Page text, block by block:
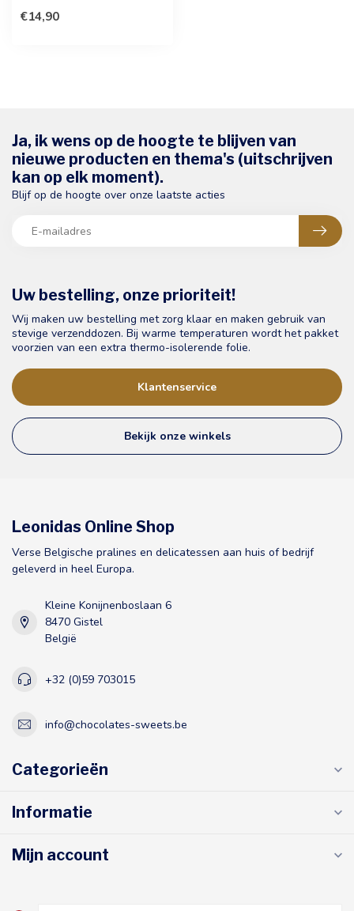
aan de binn...
€14,90
Uw bestelling, onze prioriteit!
Wij maken uw bestelling met zorg klaar en maken gebruik van
stevige verzenddozen. Bij warme temperaturen wordt het pakket
voorzien van een extra thermo-isolerende folie.
Klantenservice
Bekijk onze winkels
Ja, ik wens op de hoogte te blijven van
nieuwe producten en thema's (uitschrijven
kan op elk moment).
Blijf op de hoogte over onze laatste acties
Leonidas Online Shop
Verse Belgische pralines en delicatessen aan huis of bedrijf
geleverd in heel Europa.
Kleine Konijnenboslaan 6
8470 Gistel
België
+32 (0)59 703015
info@chocolates-sweets.be
Categorieën
Informatie
Mijn account